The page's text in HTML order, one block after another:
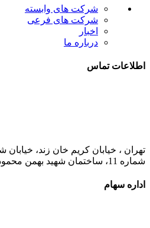
شرکت های وابسته
شرکت های فرعی
اخبار
درباره ما
اطلاعات تماس
تهران ، خیابان کریم خان زند،
شماره 11، ساختمان شهید بهمن محمودپور
اداره سهام